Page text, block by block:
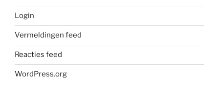
Login
Vermeldingen feed
Reacties feed
WordPress.org